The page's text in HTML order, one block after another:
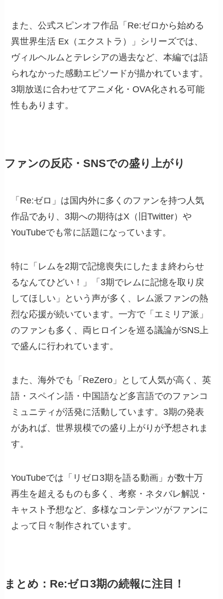
また、公式スピンオフ作品「Re:ゼロから始める
異世界生活 Ex（エクストラ）」シリーズでは、
ヴィルヘルムとテレシアの過去など、本編では語
られなかった感動エピソードが描かれています。
3期放送に合わせてアニメ化・OVA化される可能
性もあります。
ファンの反応・SNSでの盛り上がり
「Re:ゼロ」は国内外に多くのファンを持つ人気
作品であり、3期への期待はX（旧Twitter）や
YouTubeでも常に話題になっています。
特に「レムを2期で記憶喪失にしたまま終わらせ
るなんてひどい！」「3期でレムに記憶を取り戻
してほしい」という声が多く、レム派ファンの熱
烈な応援が続いています。一方で「エミリア派」
のファンも多く、両ヒロインを巡る議論がSNS上
で盛んに行われています。
また、海外でも「ReZero」として人気が高く、英
語・スペイン語・中国語など多言語でのファンコ
ミュニティが活発に活動しています。3期の発表
があれば、世界規模での盛り上がりが予想されま
す。
YouTubeでは「リゼロ3期を語る動画」が数十万
再生を超えるものも多く、考察・ネタバレ解説・
キャスト予想など、多様なコンテンツがファンに
よって日々制作されています。
まとめ：Re:ゼロ3期の続報に注目！